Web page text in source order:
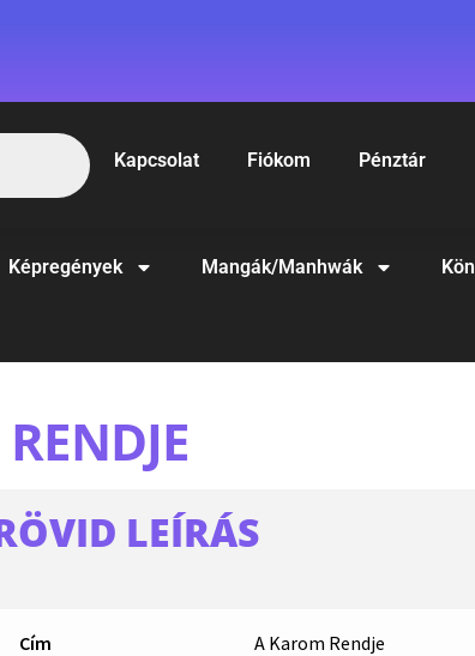
Kapcsolat Fiókom Pénztár
Képregények Mangák/Manhwák
LEÍRÁS
Cím A Karom Rendje